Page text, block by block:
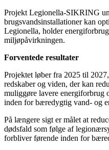
Projekt Legionella-SIKRING
brugsvandsinstallationer kan
Legionella, holder
miljøpåvirkningen.
Forventede resultater
Projektet løber fra 2025 til
redskaber og viden, der kan
muliggøre lavere energiforbrug
inden for bæredygtig vand- og
På længere sigt er målet at
dødsfald som følge af
forbliver førende inden for